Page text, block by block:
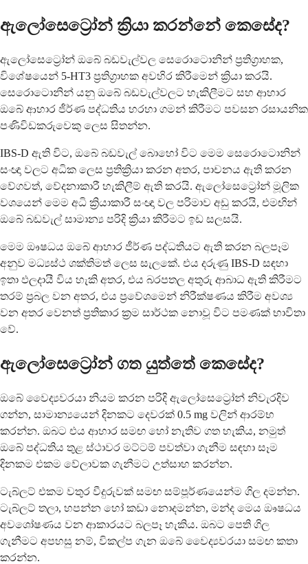
ඇලෝසෙට්‍රෝන් ක්‍රියා කරන්නේ කෙසේද?
ඇලෝසෙට්‍රෝන් ඔබේ බඩවැල්වල සෙරොටොනින් ප්‍රතිග්‍රාහක,
විශේෂයෙන් 5-HT3 ප්‍රතිග්‍රාහක අවහිර කිරීමෙන් ක්‍රියා කරයි.
සෙරොටොනින් යනු ඔබේ බඩවැල්වලට හැකිලීමට සහ ආහාර
ඔබේ ආහාර ජීර්ණ පද්ධතිය හරහා ගමන් කිරීමට පවසන රසායනික
පණිවිඩකරුවෙකු ලෙස සිතන්න.
IBS-D ඇති විට, ඔබේ බඩවැල් බොහෝ විට මෙම සෙරොටොනින්
සංඥා වලට අධික ලෙස ප්‍රතික්‍රියා කරන අතර, පාචනය ඇති කරන
වේගවත්, වේදනාකාරී හැකිලීම් ඇති කරයි. ඇලෝසෙට්‍රෝන් මූලික
වශයෙන් මෙම අධි ක්‍රියාකාරී සංඥා වල පරිමාව අඩු කරයි, එමඟින්
ඔබේ බඩවැල් සාමාන්‍ය පරිදි ක්‍රියා කිරීමට ඉඩ සලසයි.
මෙම ඖෂධය ඔබේ ආහාර ජීර්ණ පද්ධතියට ඇති කරන බලපෑම
අනුව මධ්‍යස්ථ ශක්තිමත් ලෙස සැලකේ. එය දරුණු IBS-D සඳහා
ඉතා ඵලදායී විය හැකි අතර, එය බරපතල අතුරු ආබාධ ඇති කිරීමට
තරම් ප්‍රබල වන අතර, එය ප්‍රවේශමෙන් නිරීක්ෂණය කිරීම අවශ්‍ය
වන අතර වෙනත් ප්‍රතිකාර ක්‍රම සාර්ථක නොවූ විට පමණක් භාවිතා
වේ.
ඇලෝසෙට්‍රෝන් ගත යුත්තේ කෙසේද?
ඔබේ වෛද්‍යවරයා නියම කරන පරිදි ඇලෝසෙට්‍රෝන් නිවැරදිව
ගන්න, සාමාන්‍යයෙන් දිනකට දෙවරක් 0.5 mg වලින් ආරම්භ
කරන්න. ඔබට එය ආහාර සමඟ හෝ නැතිව ගත හැකිය, නමුත්
ඔබේ පද්ධතිය තුළ ස්ථාවර මට්ටම් පවත්වා ගැනීම සඳහා සෑම
දිනකම එකම වේලාවක ගැනීමට උත්සාහ කරන්න.
ටැබ්ලට් එකම වතුර වීදුරුවක් සමඟ සම්පූර්ණයෙන්ම ගිල දමන්න.
ටැබ්ලට් තලා, හපන්න හෝ කඩා නොදමන්න, මන්ද මෙය ඖෂධය
අවශෝෂණය වන ආකාරයට බලපෑ හැකිය. ඔබට පෙති ගිල
ගැනීමට අපහසු නම්, විකල්ප ගැන ඔබේ වෛද්‍යවරයා සමඟ කතා
කරන්න.